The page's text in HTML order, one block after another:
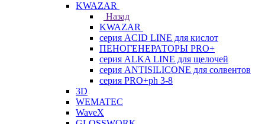
KWAZAR
Назад
KWAZAR
серия ACID LINE для кислот
ПЕНОГЕНЕРАТОРЫ PRO+
серия ALKA LINE для щелочей
серия ANTISILICONE для солвентов
серия PRO+ph 3-8
3D
WEMATEC
WaveX